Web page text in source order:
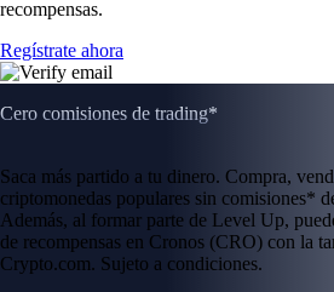
recompensas.
Regístrate ahora
Cero comisiones de trading*
Saca más partido a tu dinero. Compra,
criptomonedas populares sin comisiones*
Además, al formar parte de Level Up,
de recompensas en Cronos (CRO) con la
Crypto.com. Sujeto a condiciones.